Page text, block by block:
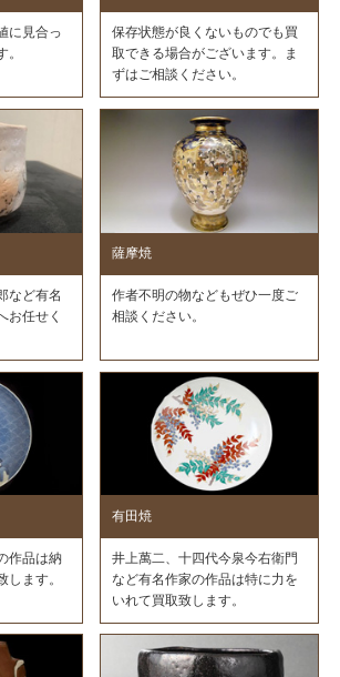
に見合っ
保存状態が良くないものでも買
取できる場合がございます。ま
ずはご相談ください。
など有名
お任せく
薩摩焼
作者不明の物などもぜひ一度ご
相談ください。
作品は納
ます。
有田焼
井上萬二、十四代今泉今右衛門
など有名作家の作品は特に力を
いれて買取致します。